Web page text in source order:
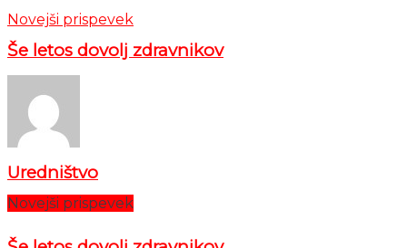
Novejši prispevek
Še letos dovolj zdravnikov
Uredništvo
Novejši prispevek